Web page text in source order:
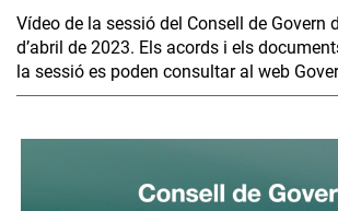
Vídeo de la sessió del Consell de Govern
d’abril de 2023. Els acords i els
la sessió es poden consultar al web